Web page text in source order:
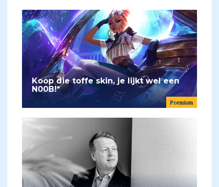
Premium
Koop die toffe skin, je lijkt wel een
N00B!*